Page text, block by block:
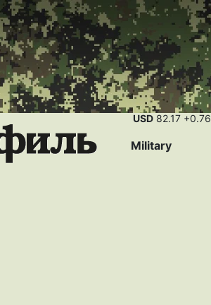
USD 82.17 +0.76
Military